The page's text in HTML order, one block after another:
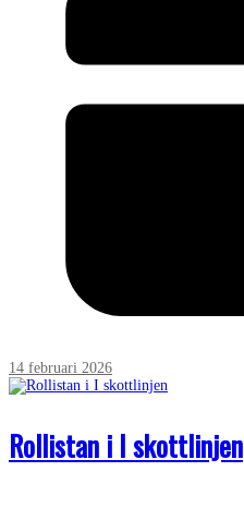
14 februari 2026
Rollistan i I skottlinjen